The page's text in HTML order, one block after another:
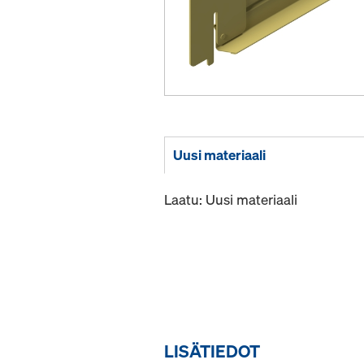
Uusi materiaali
Laatu: Uusi materiaali
LISÄTIEDOT